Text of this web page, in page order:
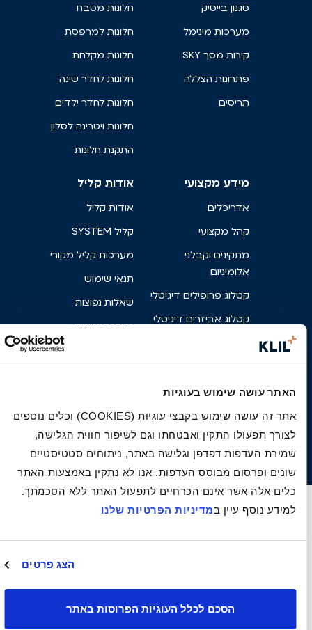
האתר עושה שימוש בעוגיות
אתר זה עושה שימוש בקבצי עוגיות (COOKIES) וכלים נוספים
לצורך תפעולו התקין ואבטחתו וגם לשיפור חווית הגלישה,
שמירת העדפות דפדפן וגלישה באתר, ניתוחים סטטיסטיים
שונים ופרסום מבוסס העדפות. אנו לא נתקין באמצעות האתר
כלים אלה אשר אינם הכרחיים לתפעול האתר ללא הסכמתך.
למידע נוסף עיין במדיניות הפרטיות שלנו
הצג פרטים
הסכם לכלל העוגיות הפרוסות באתר
סגנון בייסיק
מערכות מינימל
קירות מסך SKY
פתרונות הצללה
תריסים
חלונות מטבח
חלונות למרפסת
חלונות מקלחת
חלונות לחדר שינה
חלונות לחדר ילדים
חלונות ויטרינה לסלון
התקנת חלונות
מידע מקצועי
אדריכלים
קהל מקצועי
מתקינים וקבלני
אלומיניום
קטלוג פרופילים דיגיטלי
קטלוג אביזרים דיגיטלי
קטלוג סדרות מקצועי
מרכז הורדות מקצועי
פרטי בניין
מניפת גוונים
קליל מקורי
אודות קליל
אודות קליל
קליל SYSTEM
מערכות קליל מקורי
תנאי שימוש
שאלות נפוצות
הצהרת נגישות
פארק אגם הפרפרים